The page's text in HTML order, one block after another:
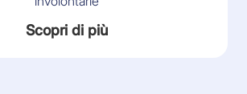
Scopri di più